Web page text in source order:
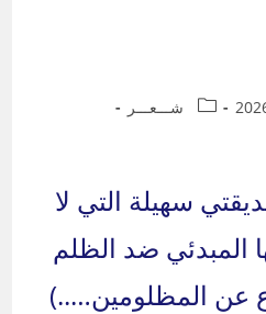
Post
شـــعـــر
سهيلة التي لا
المبدئي ضد الظلم
عن المظلومين…..)